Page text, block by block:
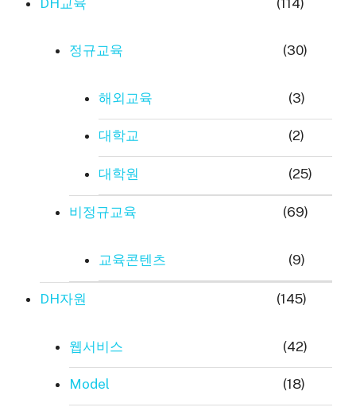
정규교육 (30)
해외교육 (3)
대학교 (2)
대학원 (25)
비정규교육 (69)
교육콘텐츠 (9)
DH자원 (145)
웹서비스 (42)
Model (18)